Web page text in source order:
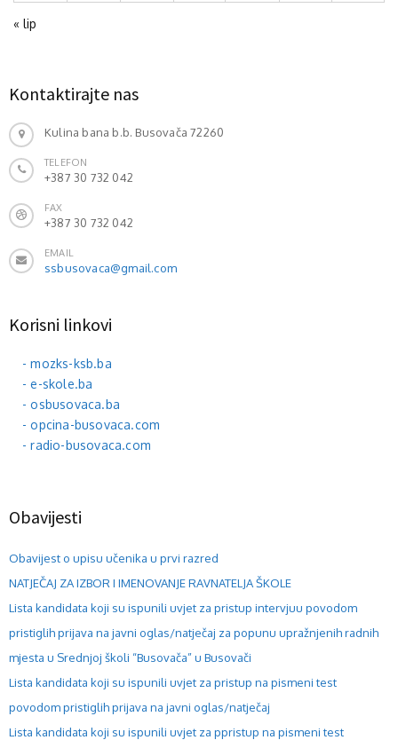
« lip
Kontaktirajte nas
Kulina bana b.b. Busovača 72260
TELEFON
+387 30 732 042
FAX
+387 30 732 042
EMAIL
ssbusovaca@gmail.com
Korisni linkovi
- mozks-ksb.ba
- e-skole.ba
- osbusovaca.ba
- opcina-busovaca.com
- radio-busovaca.com
Obavijesti
Obavijest o upisu učenika u prvi razred
NATJEČAJ ZA IZBOR I IMENOVANJE RAVNATELJA ŠKOLE
Lista kandidata koji su ispunili uvjet za pristup intervjuu povodom
pristiglih prijava na javni oglas/natječaj za popunu upražnjenih radnih
mjesta u Srednjoj školi “Busovača” u Busovači
Lista kandidata koji su ispunili uvjet za pristup na pismeni test
povodom pristiglih prijava na javni oglas/natječaj
Lista kandidata koji su ispunili uvjet za ppristup na pismeni test